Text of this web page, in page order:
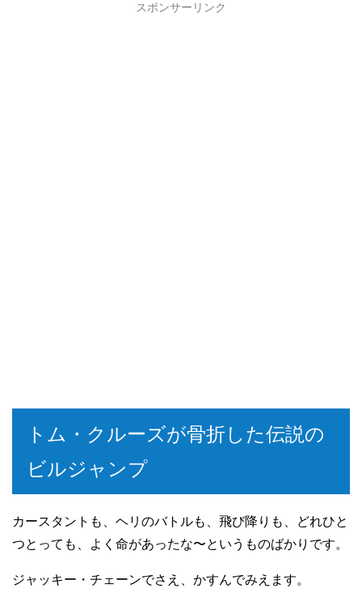
スポンサーリンク
トム・クルーズが骨折した伝説の
ビルジャンプ
カースタントも、ヘリのバトルも、飛び降りも、どれひと
つとっても、よく命があったな〜というものばかりです。
ジャッキー・チェーンでさえ、かすんでみえます。